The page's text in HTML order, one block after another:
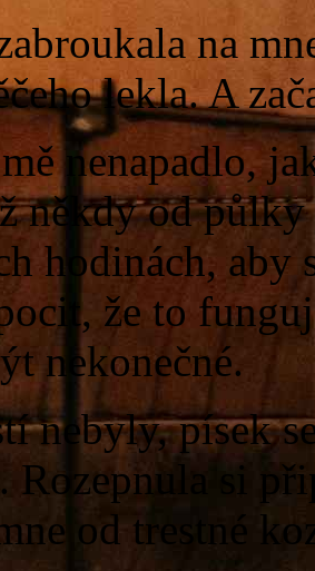
na
lekla. A
nenapadlo,
někdy od
hodinách,
že to
nekonečné.
nebyly, písek
si
od trestné